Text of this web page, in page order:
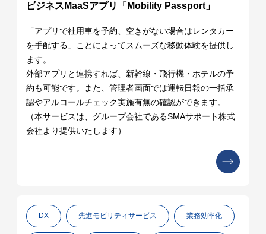
ビジネスMaaSアプリ「Mobility Passport」
「アプリで社用車を予約、空きがない場合はレンタカー
を手配する」ことによってスムーズな移動体験を提供し
ます。
外部アプリと連携すれば、新幹線・飛行機・ホテルの予
約も可能です。また、管理者画面では運転日報の一括承
認やアルコールチェック実施有無の確認ができます。
（本サービスは、グループ会社であるSMAサポート株式
会社より提供いたします）
DX 先進モビリティサービス 業務効率化